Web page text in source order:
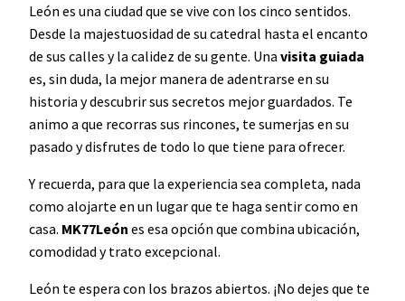
León es una ciudad que se vive con los cinco sentidos.
Desde la majestuosidad de su catedral hasta el encanto
de sus calles y la calidez de su gente. Una visita guiada
es, sin duda, la mejor manera de adentrarse en su
historia y descubrir sus secretos mejor guardados. Te
animo a que recorras sus rincones, te sumerjas en su
pasado y disfrutes de todo lo que tiene para ofrecer.
Y recuerda, para que la experiencia sea completa, nada
como alojarte en un lugar que te haga sentir como en
casa. MK77León es esa opción que combina ubicación,
comodidad y trato excepcional.
León te espera con los brazos abiertos. ¡No dejes que te